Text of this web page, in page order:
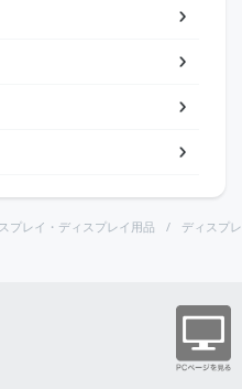
プレイ・ディスプレイ用品 ディスプ